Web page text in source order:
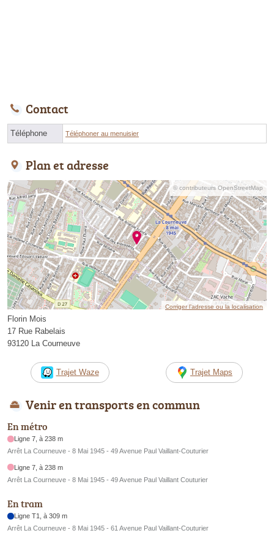
Contact
Téléphone Téléphoner au menuisier
Plan et adresse
© contributeurs OpenStreetMap
Corriger l’adresse ou la localisation
Florin Mois
17 Rue Rabelais
93120 La Courneuve
Trajet Waze Trajet Maps
Venir en transports en commun
En métro
Ligne 7, à 238 m
Arrêt La Courneuve - 8 Mai 1945 - 49 Avenue Paul Vaillant-Couturier
Ligne 7, à 238 m
Arrêt La Courneuve - 8 Mai 1945 - 49 Avenue Paul Vaillant Couturier
En tram
Ligne T1, à 309 m
Arrêt La Courneuve - 8 Mai 1945 - 61 Avenue Paul Vaillant-Couturier